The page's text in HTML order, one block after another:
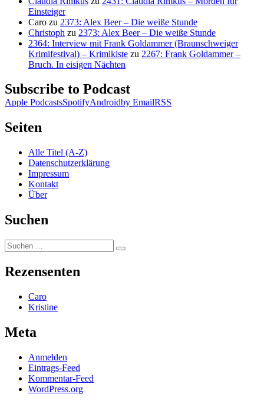
Einsteiger
Caro zu 2373: Alex Beer – Die weiße Stunde
Christoph zu 2373: Alex Beer – Die weiße Stunde
2364: Interview mit Frank Goldammer (Braunschweiger
Krimifestival) – Krimikiste zu 2267: Frank Goldammer –
Bruch. In eisigen Nächten
Subscribe to Podcast
Apple PodcastsSpotifyAndroidby EmailRSS
Seiten
Alle Titel (A-Z)
Datenschutzerklärung
Impressum
Kontakt
Über
Suchen
Suchen
nach:
Suchen
Rezensenten
Caro
Kristine
Meta
Anmelden
Eintrags-Feed
Kommentar-Feed
WordPress.org